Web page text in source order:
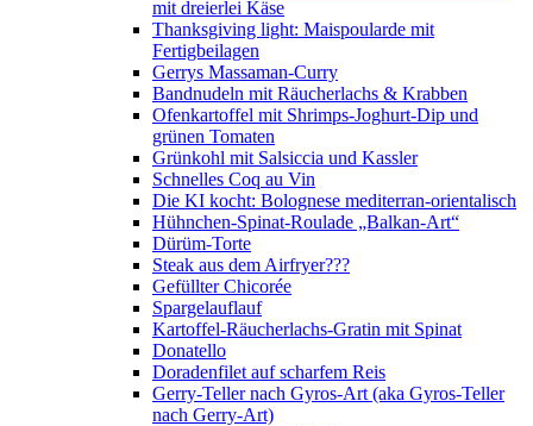
mit dreierlei Käse
Thanksgiving light: Maispoularde mit
Fertigbeilagen
Gerrys Massaman-Curry
Bandnudeln mit Räucherlachs & Krabben
Ofenkartoffel mit Shrimps-Joghurt-Dip und
grünen Tomaten
Grünkohl mit Salsiccia und Kassler
Schnelles Coq au Vin
Die KI kocht: Bolognese mediterran-orientalisch
Hühnchen-Spinat-Roulade „Balkan-Art“
Dürüm-Torte
Steak aus dem Airfryer???
Gefüllter Chicorée
Spargelauflauf
Kartoffel-Räucherlachs-Gratin mit Spinat
Donatello
Doradenfilet auf scharfem Reis
Gerry-Teller nach Gyros-Art (aka Gyros-Teller
nach Gerry-Art)